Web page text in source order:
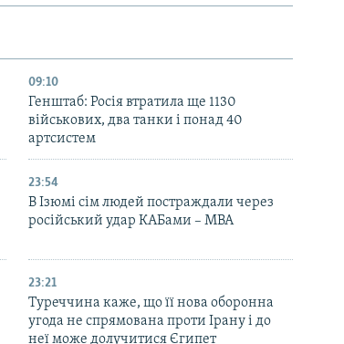
09:10
Генштаб: Росія втратила ще 1130
військових, два танки і понад 40
артсистем
23:54
В Ізюмі сім людей постраждали через
російський удар КАБами – МВА
23:21
Туреччина каже, що її нова оборонна
угода не спрямована проти Ірану і до
неї може долучитися Єгипет